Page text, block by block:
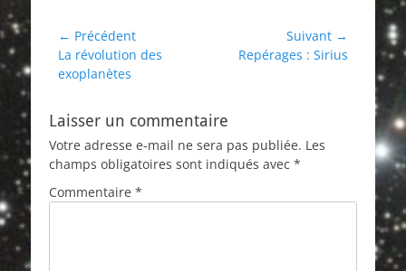
Navigation
de
l’article
← Précédent
Article
précédent :
La révolution des
exoplanètes
Suivant →
ArticleRepérages : Sirius
Laisser un commentaire
Votre adresse e-mail ne sera pas publiée. Les
champs obligatoires sont indiqués avec *
Commentaire *